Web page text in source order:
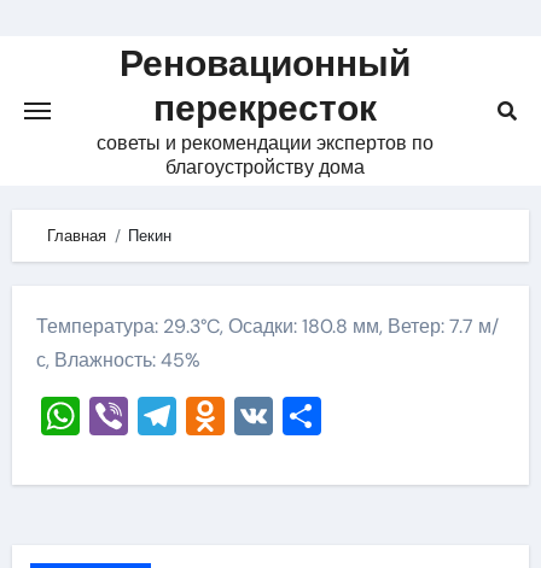
Реновационный
перекресток
советы и рекомендации экспертов по
благоустройству дома
Главная Пекин
Температура: 29.3°C, Осадки: 180.8 мм, Ветер: 7.7 м/
с, Влажность: 45%
WhatsApp
ViberTelegram
Odnoklassniki
VKОтправить